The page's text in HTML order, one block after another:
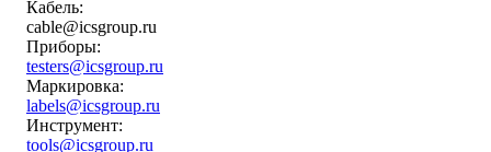
Кабель:
cable@icsgroup.ru
Приборы:
testers@icsgroup.ru
Маркировка:
labels@icsgroup.ru
Инструмент:
tools@icsgroup.ru